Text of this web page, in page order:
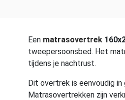
Een matrasovertrek
tweepersoonsbed. Het
tijdens je nachtrust.
Dit overtrek is eenvoudig
Matrasovertrekken zijn